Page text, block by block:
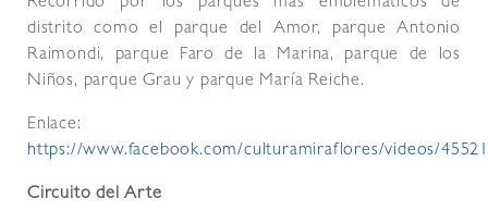
Recorrido por los parques más emblemáticos de
distrito como el parque del Amor, parque Antonio
Raimondi, parque Faro de la Marina, parque de los
Niños, parque Grau y parque María Reiche.
Enlace:
https://www.facebook.com/culturamiraflores/videos/
Circuito del Arte